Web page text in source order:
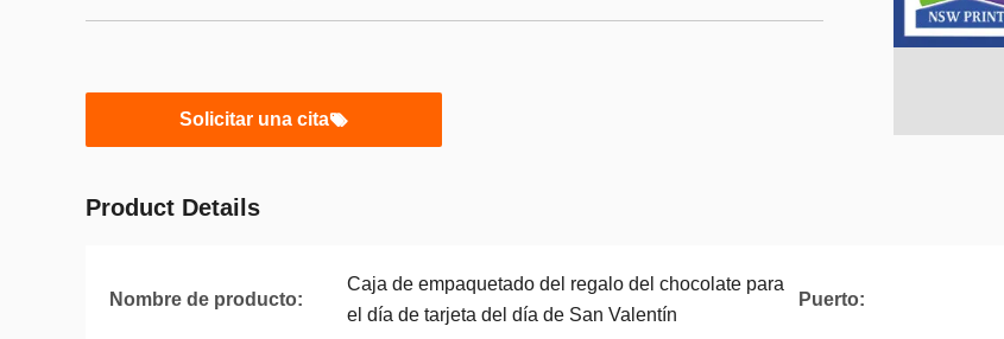
Solicitar una cita
Product Details
Nombre de producto:
Caja de empaquetado del regalo del chocolate para
el día de tarjeta del día de San Valentín
Puerto: